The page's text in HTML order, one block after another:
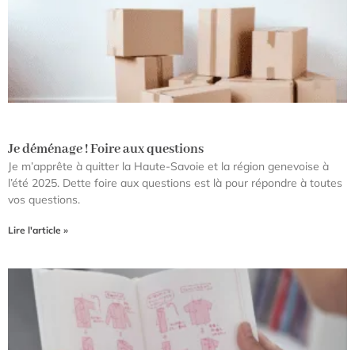
Je déménage ! Foire aux questions
Je m’apprête à quitter la Haute-Savoie et la région genevoise à
l’été 2025. Dette foire aux questions est là pour répondre à toutes
vos questions.
Lire l'article »